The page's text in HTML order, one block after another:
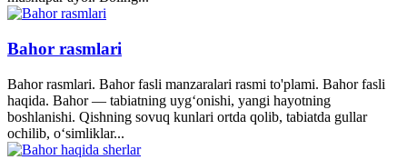
Bahor rasmlari
Bahor rasmlari. Bahor fasli manzaralari rasmi to'plami. Bahor fasli
haqida. Bahor — tabiatning uyg‘onishi, yangi hayotning
boshlanishi. Qishning sovuq kunlari ortda qolib, tabiatda gullar
ochilib, o‘simliklar...